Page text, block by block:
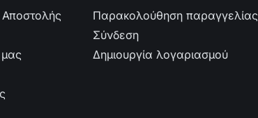
μας
Παρακολούθηση παραγγελίας
Σύνδεση
Δημιουργία λογαριασμού